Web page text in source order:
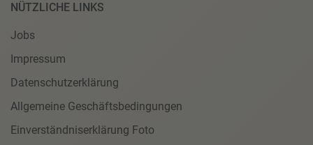
NÜTZLICHE LINKS
Jobs
Impressum
Datenschutzerklärung
Allgemeine Geschäftsbedingungen
Einverständniserklärung Foto